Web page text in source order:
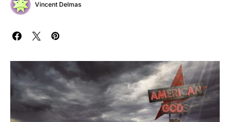
Vincent Delmas